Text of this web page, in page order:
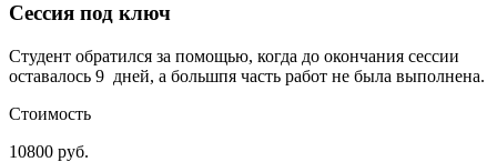
Сессия под ключ
Студент обратился за помощью, когда до окончания сессии
оставалось 9 дней, а большпя часть работ не была выполнена.
Стоимость
10800 руб.